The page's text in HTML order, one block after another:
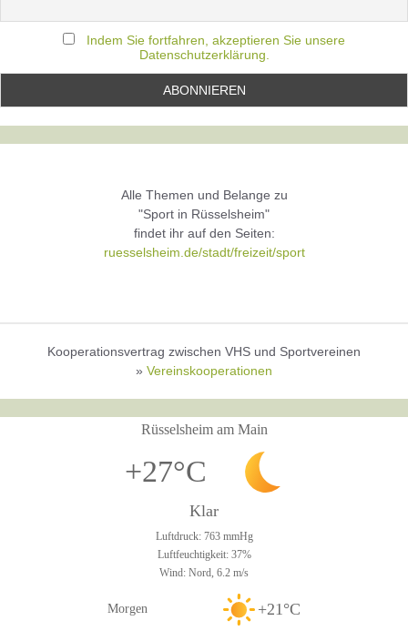
Indem Sie fortfahren, akzeptieren Sie unsere
Datenschutzerklärung.
Alle Themen und Belange zu
"Sport in Rüsselsheim"
findet ihr auf den Seiten:
ruesselsheim.de/stadt/freizeit/sport
Kooperationsvertrag zwischen VHS und Sportvereinen
» Vereinskooperationen
Rüsselsheim am Main
+27°C
Klar
Luftdruck: 763 mmHg
Luftfeuchtigkeit: 37%
Wind: Nord, 6.2 m/s
Morgen +21°C